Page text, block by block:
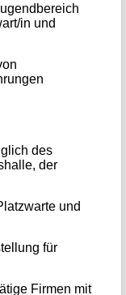
in und
des
der
und
für
Firmen mit